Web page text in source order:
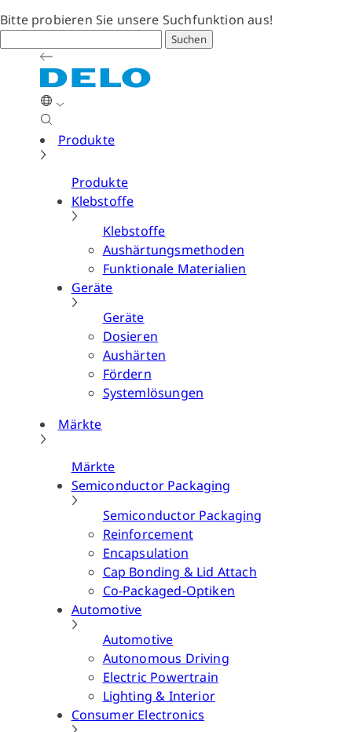
Bitte probieren Sie unsere Suchfunktion aus!
Suchen
Produkte
Produkte
Klebstoffe
Klebstoffe
Aushärtungsmethoden
Funktionale Materialien
Geräte
Geräte
Dosieren
Aushärten
Fördern
Systemlösungen
Märkte
Märkte
Semiconductor Packaging
Semiconductor Packaging
Reinforcement
Encapsulation
Cap Bonding & Lid Attach
Co-Packaged-Optiken
Automotive
Automotive
Autonomous Driving
Electric Powertrain
Lighting & Interior
Consumer Electronics